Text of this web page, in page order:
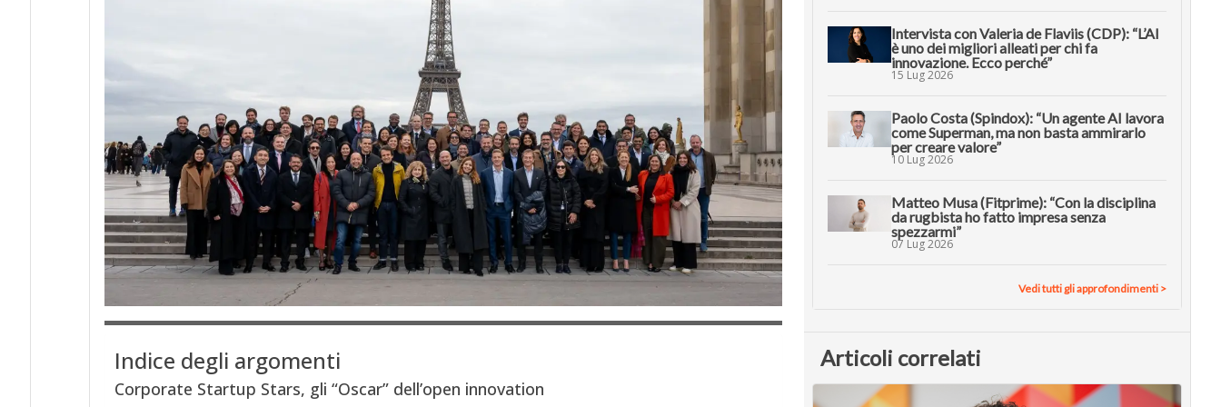
Indice degli argomenti
Corporate Startup Stars, gli “Oscar” dell’open innovation
Intervista con Valeria de Flaviis (CDP): “L’AI
è uno dei migliori alleati per chi fa
innovazione. Ecco perché”
15 Lug 2026
Paolo Costa (Spindox): “Un agente AI lavora
come Superman, ma non basta ammirarlo
per creare valore”
10 Lug 2026
Matteo Musa (Fitprime): “Con la disciplina
da rugbista ho fatto impresa senza
spezzarmi”
07 Lug 2026
Vedi tutti gli approfondimenti >
Articoli correlati